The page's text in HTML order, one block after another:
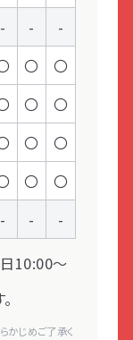
- -
-
〇
〇
〇
〇
〇
〇
〇
〇
- - -
10:00～
かじめご了承く